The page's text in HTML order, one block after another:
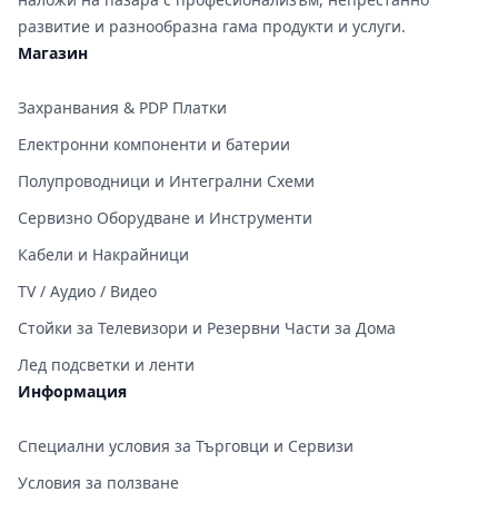
развитие и разнообразна гама продукти и услуги.
Магазин
Захранвания & PDP Платки
Електронни компоненти и батерии
Полупроводници и Интегрални Схеми
Сервизно Оборудване и Инструменти
Кабели и Накрайници
TV / Аудио / Видео
Стойки за Телевизори и Резервни Части за Дома
Лед подсветки и ленти
Информация
Специални условия за Търговци и Сервизи
Условия за ползване